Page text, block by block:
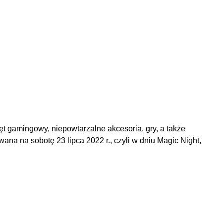
gamingowy, niepowtarzalne akcesoria, gry, a także
na sobotę 23 lipca 2022 r., czyli w dniu Magic Night,